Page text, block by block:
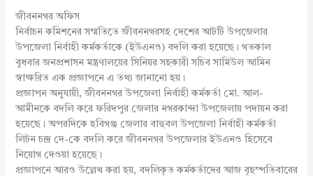
জীবননগর অফিস
নির্বাচন কমিশনের সম্মতিতে জীবননগরসহ দেশের আটটি উপজেলার
উপজেলা নির্বাহী কর্মকর্তাকে (ইউএনও) বদলি করা হয়েছে। গতকাল
বুধবার জনপ্রশাসন মন্ত্রণালয়ের সিনিয়র সহকারী সচিব সামিউল আমিন
স্বাক্ষরিত এক প্রজ্ঞাপনে এ তথ্য জানানো হয়।
প্রজ্ঞাপন অনুযায়ী, জীবননগর উপজেলা নির্বাহী কর্মকর্তা মো. আল-
আমীনকে বদলি করে ফরিদপুর জেলার নগরকান্দা উপজেলায় পদায়ন করা
হয়েছে। অপরদিকে হবিগঞ্জ জেলার বাহুবল উপজেলা নির্বাহী কর্মকর্তা
লিটন চন্দ্র দে-কে বদলি করে জীবননগর উপজেলার ইউএনও হিসেবে
নিয়োগ দেওয়া হয়েছে।
প্রজ্ঞাপনে আরও উল্লেখ করা হয়, বদলিকৃত কর্মকর্তাদের আজ বৃহস্পতিবারের